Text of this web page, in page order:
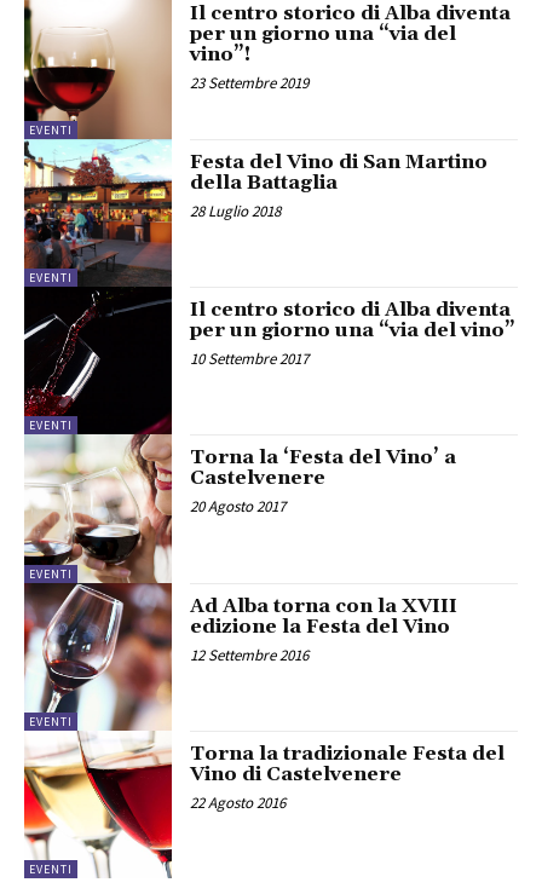
EVENTI
Il centro storico di Alba diventa
per un giorno una “via del
vino”!
23 Settembre 2019
EVENTI
Festa del Vino di San Martino
della Battaglia
28 Luglio 2018
EVENTI
Il centro storico di Alba diventa
per un giorno una “via del vino”
10 Settembre 2017
EVENTI
Torna la ‘Festa del Vino’ a
Castelvenere
20 Agosto 2017
EVENTI
Ad Alba torna con la XVIII
edizione la Festa del Vino
12 Settembre 2016
EVENTI
Torna la tradizionale Festa del
Vino di Castelvenere
22 Agosto 2016